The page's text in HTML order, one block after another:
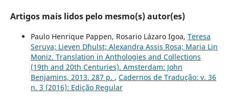
Artigos mais lidos pelo mesmo(s) autor(es)
Paulo Henrique Pappen, Rosario Lázaro Igoa, Teresa
Seruya; Lieven D´hulst; Alexandra Assis Rosa; Maria Lin
Moniz. Translation in Anthologies and Collections
(19th and 20th Centuries). Amsterdam: John
Benjamins, 2013. 287 p. , Cadernos de Tradução: v. 36
n. 3 (2016): Edição Regular